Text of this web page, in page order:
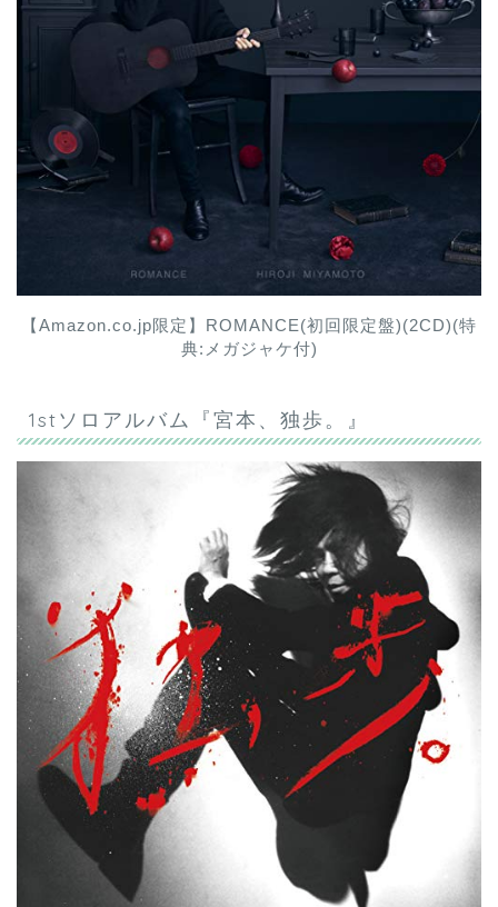
【Amazon.co.jp限定】ROMANCE(初回限定盤)(2CD)(特
典:メガジャケ付)
1stソロアルバム『宮本、独歩。』